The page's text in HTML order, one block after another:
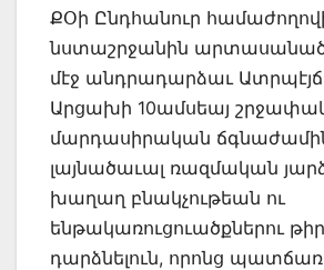
ՔՕի Ընդհանուր
նստաշրջանին արտասանած
մէջ անդրադարձաւ
Արցախի 10ամսեայ
մարդասիրական
լայնածաւալ ռազմական
խաղաղ բնակչութեան ու
ենթակառուցուածքներու
դարձնելուն, որոնց